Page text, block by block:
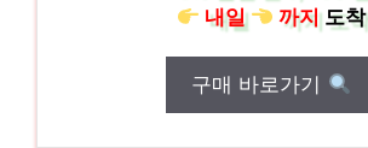
내일
까지도착
구매 바로가기